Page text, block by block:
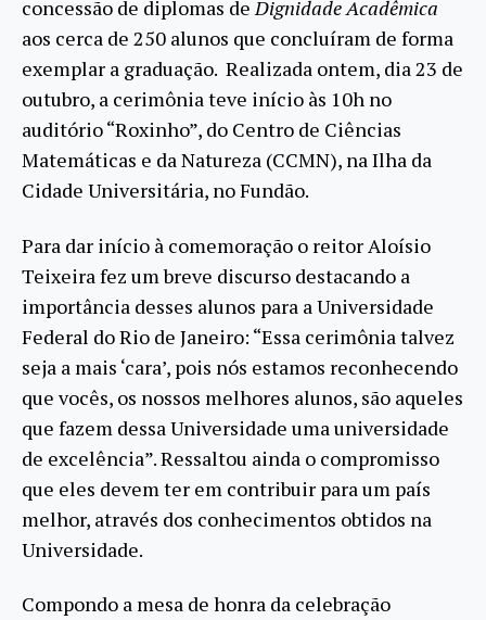
concessão de diplomas deDignidade Acadêmica
aos cerca de 250 alunos que concluíram de forma
exemplar a graduação. Realizada ontem, dia 23 de
outubro, a cerimônia teve início às 10h no
auditório “Roxinho”, do Centro de Ciências
Matemáticas e da Natureza (CCMN), na Ilha da
Cidade Universitária, no Fundão.
Para dar início à comemoração o reitor Aloísio
Teixeira fez um breve discurso destacando a
importância desses alunos para a Universidade
Federal do Rio de Janeiro: “Essa cerimônia talvez
seja a mais ‘cara’, pois nós estamos reconhecendo
que vocês, os nossos melhores alunos, são aqueles
que fazem dessa Universidade uma universidade
de excelência”. Ressaltou ainda o compromisso
que eles devem ter em contribuir para um país
melhor, através dos conhecimentos obtidos na
Universidade.
Compondo a mesa de honra da celebração